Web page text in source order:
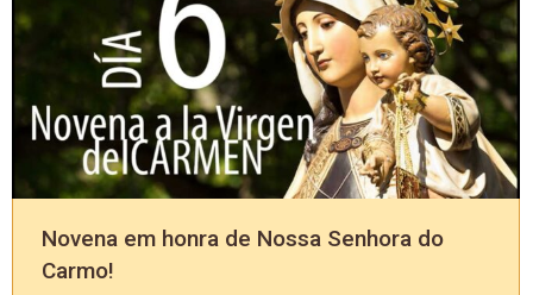
Novena em honra de Nossa Senhora do
Carmo!